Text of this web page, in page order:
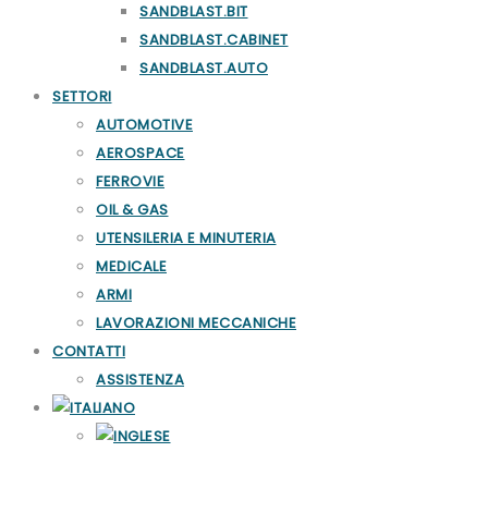
SANDBLAST.BIT
SANDBLAST.CABINET
SANDBLAST.AUTO
SETTORI
AUTOMOTIVE
AEROSPACE
FERROVIE
OIL & GAS
UTENSILERIA E MINUTERIA
MEDICALE
ARMI
LAVORAZIONI MECCANICHE
CONTATTI
ASSISTENZA